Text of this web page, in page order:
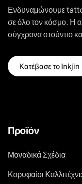
Ενδυναμώνουμε
σε όλο τον κόσμο. Η
σύγχρονα στούντιο
Κατέβασε το Inkjin
Προϊόν
Μοναδικά Σχέδια
Κορυφαίοι